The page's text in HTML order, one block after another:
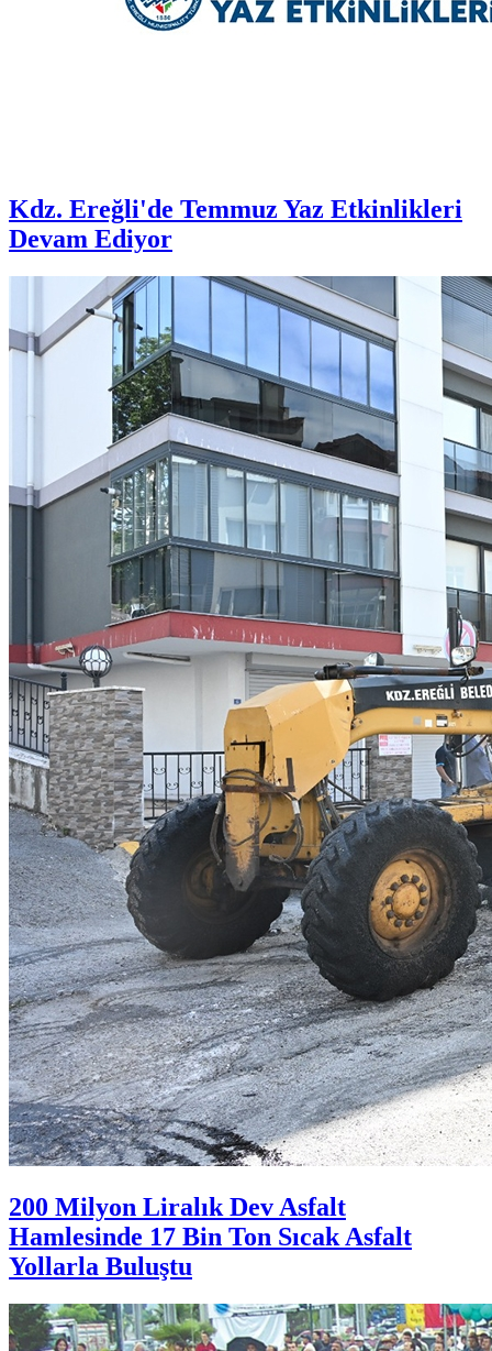
Kdz. Ereğli'de Temmuz Yaz Etkinlikleri
Devam Ediyor
200 Milyon Liralık Dev Asfalt
Hamlesinde 17 Bin Ton Sıcak Asfalt
Yollarla Buluştu